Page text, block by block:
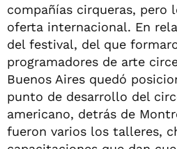
compañías cirqueras, pero
oferta internacional. En
del festival, del que
programadores de arte
Buenos Aires quedó
punto de desarrollo del
americano, detrás de
fueron varios los talleres,